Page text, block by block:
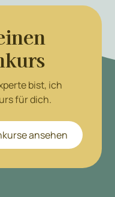
bist, ich
für dich.
ansehen